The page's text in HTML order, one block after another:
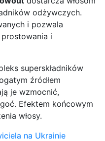
odżywczych.
i pozwala
i
superskładników
źródłem
je wzmocnić,
Efektem końcowym
włosy.
na Ukrainie